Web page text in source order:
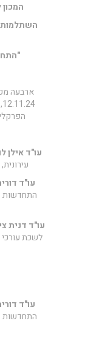
השתלמות
הפרקליט,
עו"ד אילן
עו"ד
התחדשות
עו"ד דנית
לשכת עורכי
עו"ד
התחדשות